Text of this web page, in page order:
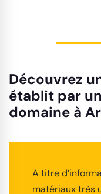
Découvrez
établit par
domaine à
A titre
matériaux très